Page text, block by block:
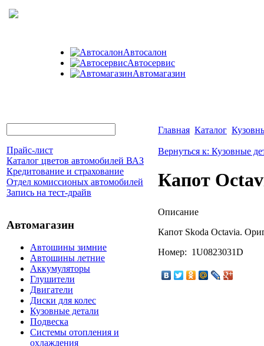
Автосалон
Автосервис
Автомагазин
Прайс-лист
Каталог цветов автомобилей ВАЗ
Кредитование и страхование
Отдел комиссионых автомобилей
Запись на тест-драйв
Автомагазин
Автошины зимние
Автошины летние
Аккумуляторы
Глушители
Двигатели
Диски для колес
Кузовные детали
Подвеска
Системы отопления и
охлаждения
Главная Каталог
Вернуться к: Кузовные
Капот
Описание
Капот Skoda Octavia.
Номер: 1U0823031D